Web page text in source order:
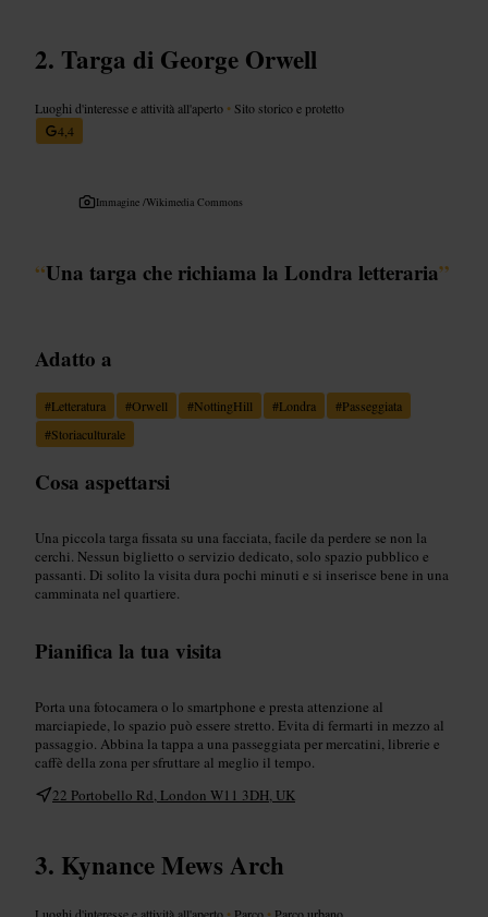
Targa di George Orwell
Luoghi d'interesse e attività all'aperto • Sito storico e protetto
4,4
Immagine /Wikimedia Commons
“Una targa che richiama la Londra letteraria”
Adatto a
#Letteratura #Orwell #NottingHill #Londra #Passeggiata
#Storiaculturale
Cosa aspettarsi
Una piccola targa fissata su una facciata, facile da perdere se non la
cerchi. Nessun biglietto o servizio dedicato, solo spazio pubblico e
passanti. Di solito la visita dura pochi minuti e si inserisce bene in una
camminata nel quartiere.
Pianifica la tua visita
Porta una fotocamera o lo smartphone e presta attenzione al
marciapiede, lo spazio può essere stretto. Evita di fermarti in mezzo al
passaggio. Abbina la tappa a una passeggiata per mercatini, librerie e
caffè della zona per sfruttare al meglio il tempo.
22 Portobello Rd, London W11 3DH, UK
Kynance Mews Arch
Luoghi d'interesse e attività all'aperto • Parco • Parco urbano